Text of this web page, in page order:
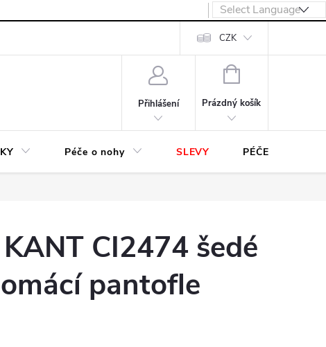
CZK
Přihlášení
NÁKUPNÍ
Prázdný košík
Péče o nohy SLEVY PÉČE O OBUV
CI2474 šedé
pantofle